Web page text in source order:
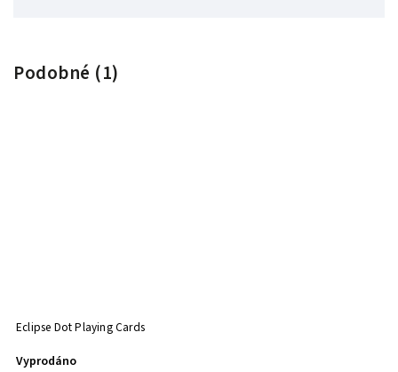
Podobné (1)
Eclipse Dot Playing Cards
Vyprodáno